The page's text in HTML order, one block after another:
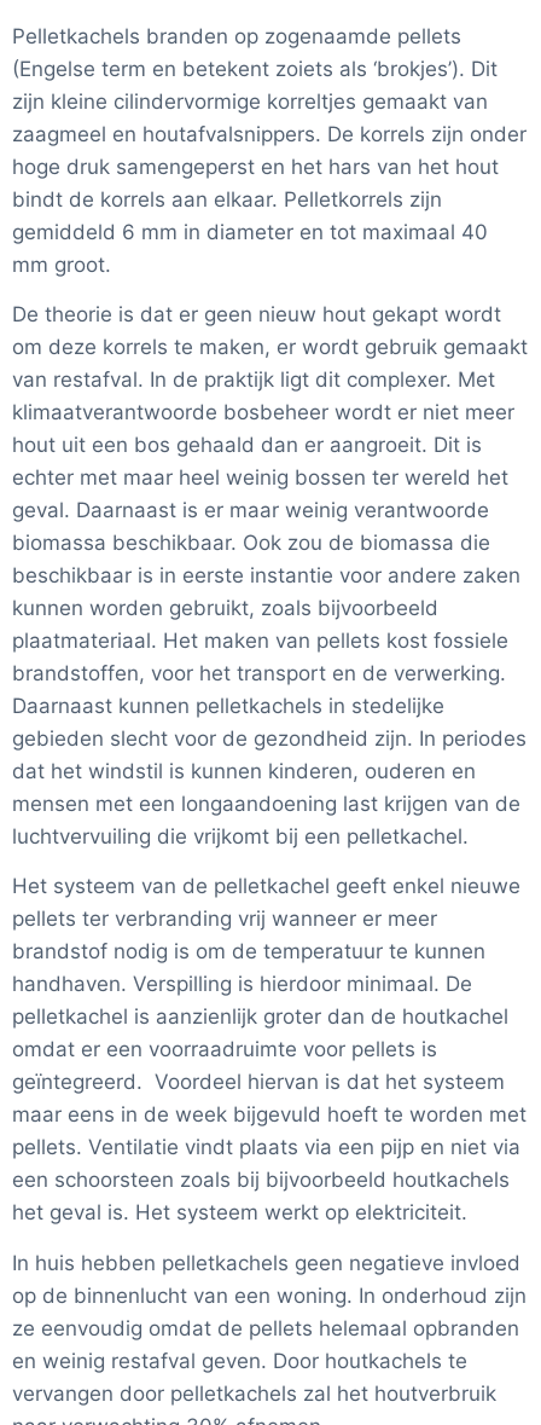
Pelletkachels branden op zogenaamde pellets
(Engelse term en betekent zoiets als ‘brokjes’). Dit
zijn kleine cilindervormige korreltjes gemaakt van
zaagmeel en houtafvalsnippers. De korrels zijn onder
hoge druk samengeperst en het hars van het hout
bindt de korrels aan elkaar. Pelletkorrels zijn
gemiddeld 6 mm in diameter en tot maximaal 40
mm groot.
De theorie is dat er geen nieuw hout gekapt wordt
om deze korrels te maken, er wordt gebruik gemaakt
van restafval. In de praktijk ligt dit complexer. Met
klimaatverantwoorde bosbeheer wordt er niet meer
hout uit een bos gehaald dan er aangroeit. Dit is
echter met maar heel weinig bossen ter wereld het
geval. Daarnaast is er maar weinig verantwoorde
biomassa beschikbaar. Ook zou de biomassa die
beschikbaar is in eerste instantie voor andere zaken
kunnen worden gebruikt, zoals bijvoorbeeld
plaatmateriaal. Het maken van pellets kost fossiele
brandstoffen, voor het transport en de verwerking.
Daarnaast kunnen pelletkachels in stedelijke
gebieden slecht voor de gezondheid zijn. In periodes
dat het windstil is kunnen kinderen, ouderen en
mensen met een longaandoening last krijgen van de
luchtvervuiling die vrijkomt bij een pelletkachel.
Het systeem van de pelletkachel geeft enkel nieuwe
pellets ter verbranding vrij wanneer er meer
brandstof nodig is om de temperatuur te kunnen
handhaven. Verspilling is hierdoor minimaal. De
pelletkachel is aanzienlijk groter dan de houtkachel
omdat er een voorraadruimte voor pellets is
geïntegreerd. Voordeel hiervan is dat het systeem
maar eens in de week bijgevuld hoeft te worden met
pellets. Ventilatie vindt plaats via een pijp en niet via
een schoorsteen zoals bij bijvoorbeeld houtkachels
het geval is. Het systeem werkt op elektriciteit.
In huis hebben pelletkachels geen negatieve invloed
op de binnenlucht van een woning. In onderhoud zijn
ze eenvoudig omdat de pellets helemaal opbranden
en weinig restafval geven. Door houtkachels te
vervangen door pelletkachels zal het houtverbruik